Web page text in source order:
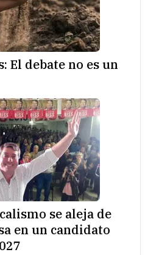
El debate no es un
se aleja de
en un candidato